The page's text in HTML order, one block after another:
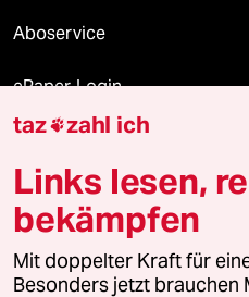
Aboservice
ePaper Login
Downloads für Abonnierende
© 2026 taz Verlags und
Alle Rechte vorbehalten. Bei
wenden Sie sich bitte an
taz zahl ich
Links lesen,
bekämpfen
Mit doppelter Kraft für
Besonders jetzt brauchen